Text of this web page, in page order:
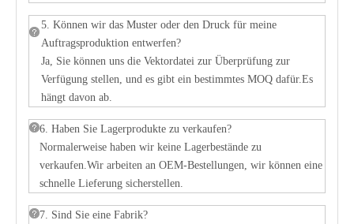
5. Können wir das Muster oder den Druck für meine
Auftragsproduktion entwerfen?
Ja, Sie können uns die Vektordatei zur Überprüfung zur
Verfügung stellen, und es gibt ein bestimmtes MOQ dafür.Es
hängt davon ab.
6. Haben Sie Lagerprodukte zu verkaufen?
Normalerweise haben wir keine Lagerbestände zu
verkaufen.Wir arbeiten an OEM-Bestellungen, wir können eine
schnelle Lieferung sicherstellen.
7. Sind Sie eine Fabrik?